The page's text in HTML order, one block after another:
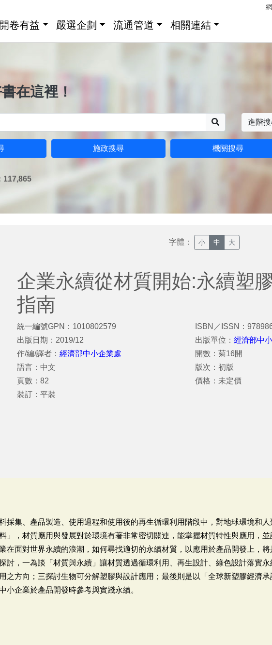
卷有益 嚴選企劃 流通管道 相關連結
在這裡！
進階
施政搜尋 機關搜尋
117,865
字體： 小 中 大
企業永續從材質開始:永續塑
指南
統一編號GPN：1010802579
出版日期：2019/12
作/編/譯者： 經濟部中小企業處
語言：中文
頁數：82
裝訂：平裝
ISBN／ISSN：
出版單位：經濟部中
開數：菊16開
版次：初版
價格：未定價
採集、產品製造、使用過程和使用後的再生循環利用階段中，對地球環境和
」，材質應用與發展對於環境有著非常密切關連，能掌握材質特性與應用，
在面對世界永續的浪潮，如何尋找適切的永續材質，以應用於產品開發上，
討，一為談「材質與永續」讓材質透過循環利用、再生設計、綠色設計落實
之方向；三探討生物可分解塑膠與設計應用；最後則是以「全球新塑膠經濟
小企業於產品開發時參考與實踐永續。